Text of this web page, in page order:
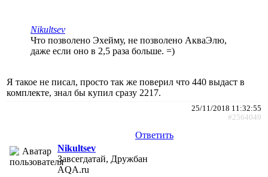
Nikultsev
Что позволено Эхейму, не позволено АкваЭлю,
даже если оно в 2,5 раза больше. =)
Я такое не писал, просто так же поверил что 440 выдаст в
комплекте, знал бы купил сразу 2217.
25/11/2018 11:32:55
#2564049
Ответить
Nikultsev
Завсегдатай, Дружбан
AQA.ru